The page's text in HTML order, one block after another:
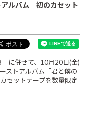
アルバム 初のカセット
」に併せて、 10月20日(金)
ストアルバム「君と僕の
カセットテープを数量限定